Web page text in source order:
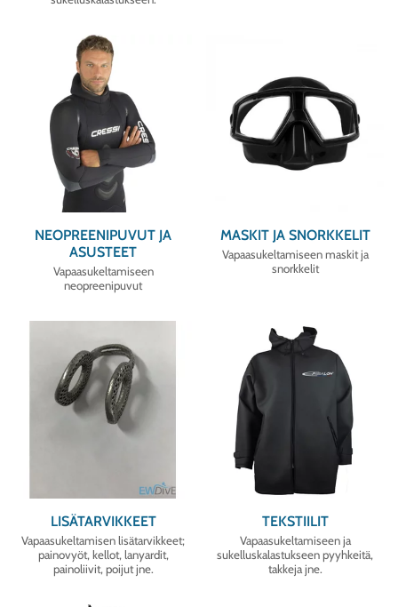
NEOPREENIPUVUT JA
ASUSTEET
Vapaasukeltamiseen
neopreenipuvut
MASKIT JA SNORKKELIT
Vapaasukeltamiseen maskit ja
snorkkelit
LISÄTARVIKKEET
Vapaasukeltamisen lisätarvikkeet;
painovyöt, kellot, lanyardit,
painoliivit, poijut jne.
TEKSTIILIT
Vapaasukeltamiseen ja
sukelluskalastukseen pyyhkeitä,
takkeja jne.